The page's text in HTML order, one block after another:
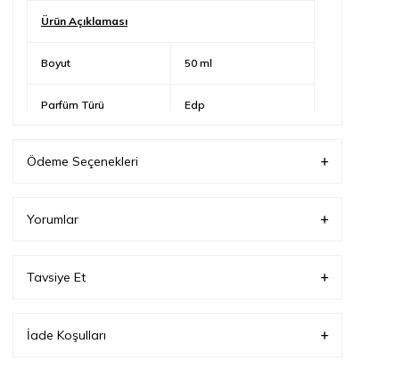
Ürün Açıklaması
Boyut 50 ml
Parfüm Türü Edp
Ödeme Seçenekleri
Yorumlar
Tavsiye Et
İade Koşulları